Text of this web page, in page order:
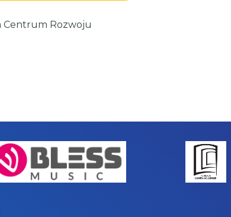
Centrum Rozwoju